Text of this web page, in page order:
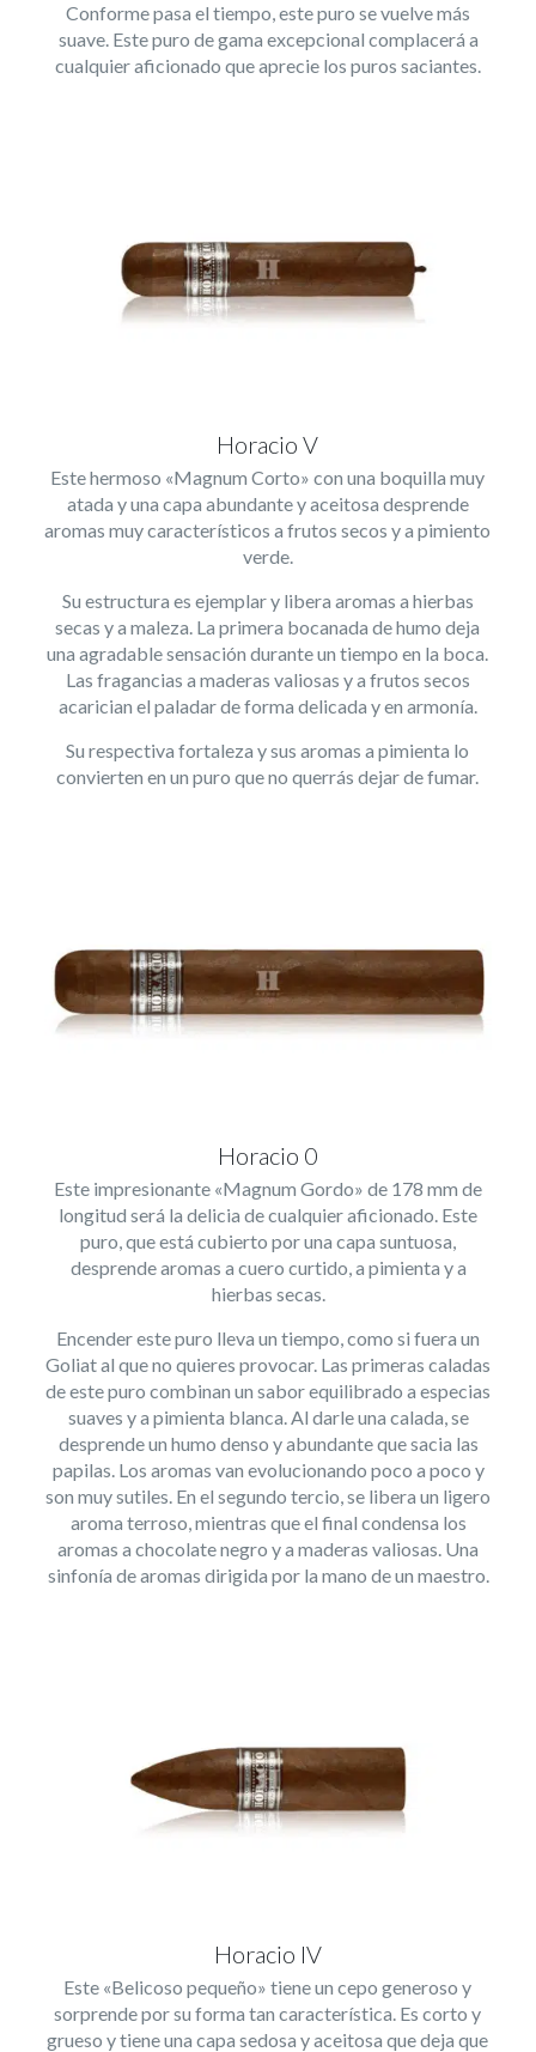
Conforme pasa el tiempo, este puro se vuelve más
suave. Este puro de gama excepcional complacerá a
cualquier aficionado que aprecie los puros saciantes.
Horacio V
Este hermoso «Magnum Corto» con una boquilla muy
atada y una capa abundante y aceitosa desprende
aromas muy característicos a frutos secos y a pimiento
verde.
Su estructura es ejemplar y libera aromas a hierbas
secas y a maleza. La primera bocanada de humo deja
una agradable sensación durante un tiempo en la boca.
Las fragancias a maderas valiosas y a frutos secos
acarician el paladar de forma delicada y en armonía.
Su respectiva fortaleza y sus aromas a pimienta lo
convierten en un puro que no querrás dejar de fumar.
Horacio 0
Este impresionante «Magnum Gordo» de 178 mm de
longitud será la delicia de cualquier aficionado. Este
puro, que está cubierto por una capa suntuosa,
desprende aromas a cuero curtido, a pimienta y a
hierbas secas.
Encender este puro lleva un tiempo, como si fuera un
Goliat al que no quieres provocar. Las primeras caladas
de este puro combinan un sabor equilibrado a especias
suaves y a pimienta blanca. Al darle una calada, se
desprende un humo denso y abundante que sacia las
papilas. Los aromas van evolucionando poco a poco y
son muy sutiles. En el segundo tercio, se libera un ligero
aroma terroso, mientras que el final condensa los
aromas a chocolate negro y a maderas valiosas. Una
sinfonía de aromas dirigida por la mano de un maestro.
Horacio IV
Este «Belicoso pequeño» tiene un cepo generoso y
sorprende por su forma tan característica. Es corto y
grueso y tiene una capa sedosa y aceitosa que deja que